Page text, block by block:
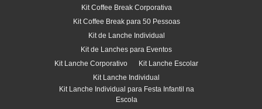
Kit Coffee Break Corporativa
Kit Coffee Break para 50 Pessoas
Kit de Lanche Individual
Kit de Lanches para Eventos
Kit Lanche Corporativo
Kit Lanche Escolar
Kit Lanche Individual
Kit Lanche Individual para Festa Infantil na
Escola